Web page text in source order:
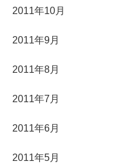
2011年10月
2011年9月
2011年8月
2011年7月
2011年6月
2011年5月